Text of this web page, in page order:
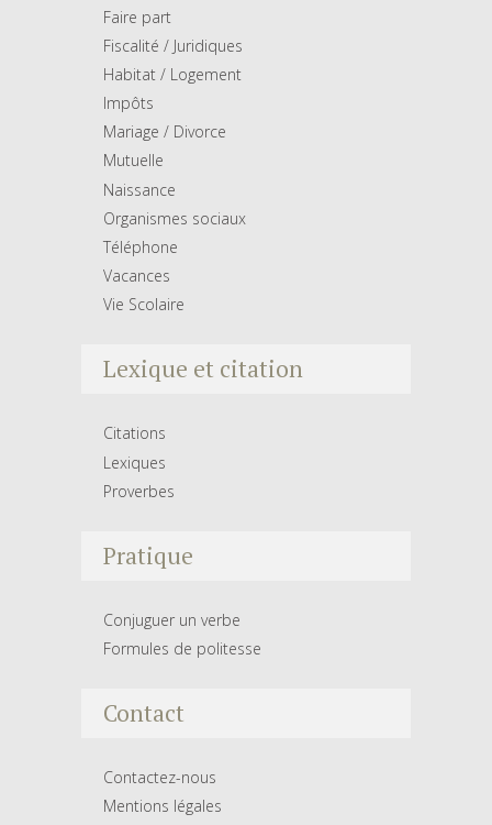
Faire part
Fiscalité / Juridiques
Habitat / Logement
Impôts
Mariage / Divorce
Mutuelle
Naissance
Organismes sociaux
Téléphone
Vacances
Vie Scolaire
Lexique et citation
Citations
Lexiques
Proverbes
Pratique
Conjuguer un verbe
Formules de politesse
Contact
Contactez-nous
Mentions légales